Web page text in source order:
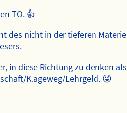
TO. 👍
des nicht in der tieferen Materie
in diese Richtung zu denken als
Klageweg/Lehrgeld. 😜